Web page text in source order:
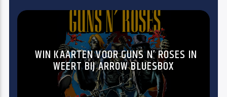
WIN KAARTEN VOOR GUNS N’ ROSES IN
WEERT BIJ ARROW BLUESBOX